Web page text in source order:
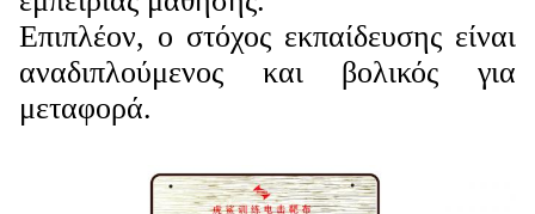
Επιπλέον, ο στόχος εκπαίδευσης είναι
αναδιπλούμενος και βολικός για
μεταφορά.